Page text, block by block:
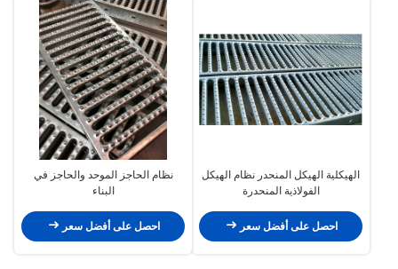
الهيكلية الهيكل المنحدر نظام الهيكل
الفولاذية المنحدرة
احصل على أفضل سعر
نظام الحاجز الموحد والحاجز في
البناء
احصل على أفضل سعر